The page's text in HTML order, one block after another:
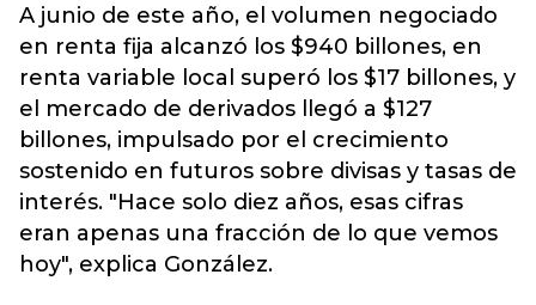
A junio de este año, el volumen negociado
en renta fija alcanzó los $940 billones, en
renta variable local superó los $17 billones, y
el mercado de derivados llegó a $127
billones, impulsado por el crecimiento
sostenido en futuros sobre divisas y tasas de
interés. "Hace solo diez años, esas cifras
eran apenas una fracción de lo que vemos
hoy", explica González.